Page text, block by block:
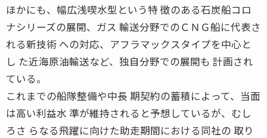
ほかにも、幅広浅喫水型という特 徴のある石炭船コロ
ナシリーズの展開、ガス 輸送分野でのＣＮＧ船に代表さ
れる新技術 への対応、アフラマックスタイプを中心と
し た近海原油輸送など、独自分野での展開も 計画され
ている。
これまでの船隊整備や中長 期契約の蓄積によって、当面
は高い利益水 準が維持されると予想しているが、むし
ろさ らなる飛躍に向けた助走期間における同社の 取り